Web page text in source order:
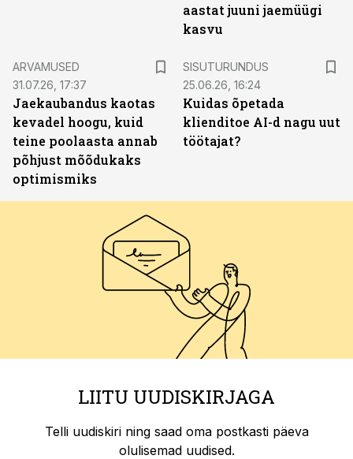
aastat juuni jaemüügi
kasvu
ARVAMUSED
31.07.26, 17:37
Jaekaubandus kaotas
kevadel hoogu, kuid
teine poolaasta annab
põhjust mõõdukaks
optimismiks
SISUTURUNDUS
25.06.26, 16:24
Kuidas õpetada
klienditoe AI-d nagu uut
töötajat?
LIITU UUDISKIRJAGA
Telli uudiskiri ning saad oma postkasti päeva
olulisemad uudised.